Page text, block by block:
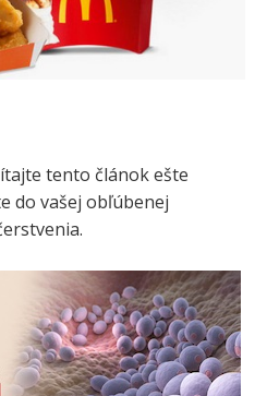
tento článok ešte
do vašej obľúbenej